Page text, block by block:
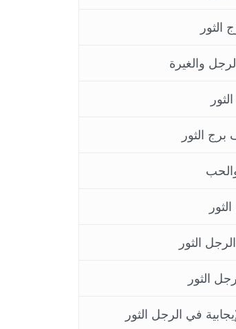
الثور
والغيرة
الثور
الثور
الثور
في الرجل الثور